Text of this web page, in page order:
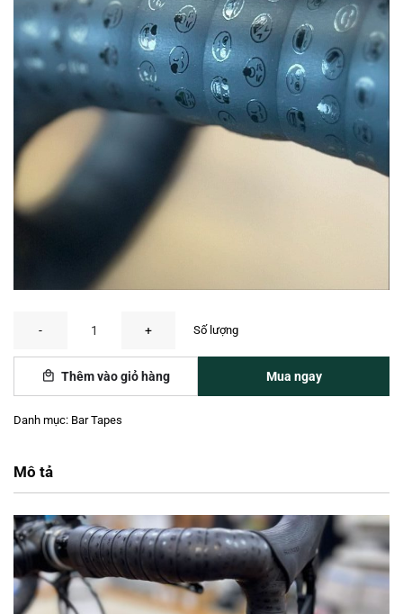
Thêm vào giỏ hàng Mua ngay
Danh mục: Bar Tapes
Mô tả